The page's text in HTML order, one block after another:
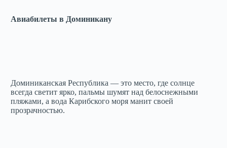
Авиабилеты в Доминикану
Доминиканская Республика — это место, где солнце
всегда светит ярко, пальмы шумят над белоснежными
пляжами, а вода Карибского моря манит своей
прозрачностью.